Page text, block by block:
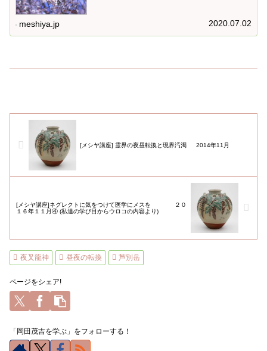
meshiya.jp 2020.07.02
[メシヤ講座] 霊界の夜昼転換と現界汚濁 2014年11月
[メシヤ講座]ネグレクトに気をつけて医学にメスを ２０
１６年１１月④ (私達の学び目からウロコの内容より)
夜叉龍神 昼夜の転換 芦別岳
ページをシェア!
「岡田茂吉を学ぶ」をフォローする！